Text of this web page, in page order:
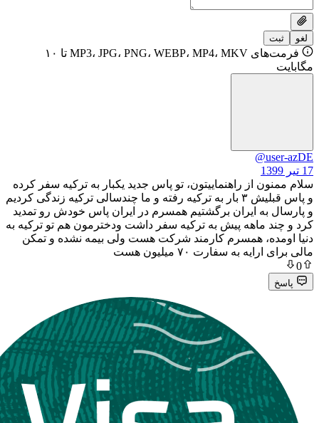
فرمت‌های MP3، JPG، PNG، WEBP، MP4، MKV تا ۱۰
از راهنماییتون، تو پاس جدید یکبار به ترکیه سفر کرده
و پاس قبلیش ۳ بار به ترکیه رفته و ما چندسالی ترکیه زندگی کردیم
ایران برگشتیم همسرم در ایران پاس خودش رو تمدید
ماهه پیش به ترکیه سفر داشت ودخترمون هم تو ترکیه به
همسرم کارمند شرکت هست ولی بیمه نشده و تمکن
به سفارت ۷۰ میلیون هست